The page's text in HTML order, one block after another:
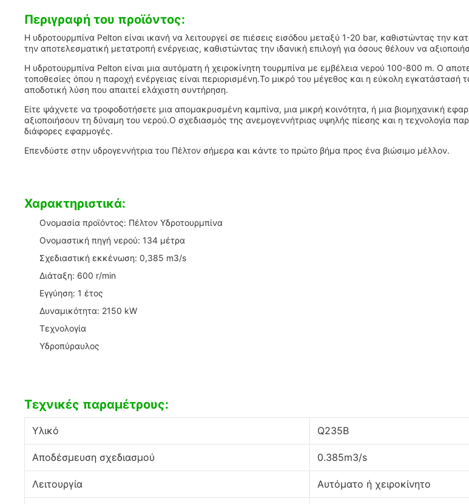
Περιγραφή του προϊόντος:
Η υδροτουρμπίνα Pelton είναι ικανή να λειτουργεί σε πιέσεις εισόδου μεταξύ 1-20 bar, καθιστώντας την
την αποτελεσματική μετατροπή ενέργειας, καθιστώντας την ιδανική επιλογή για όσους θέλουν να
Η υδροτουρμπίνα Pelton είναι μια αυτόματη ή χειροκίνητη τουρμπίνα με εμβέλεια νερού 100-800 m. Ο
τοποθεσίες όπου η παροχή ενέργειας είναι περιορισμένη.Το μικρό του μέγεθος και η εύκολη εγκατάστασή
αποδοτική λύση που απαιτεί ελάχιστη συντήρηση.
Είτε ψάχνετε να τροφοδοτήσετε μια απομακρυσμένη καμπίνα, μια μικρή κοινότητα, ή μια βιομηχανική
αξιοποιήσουν τη δύναμη του νερού.Ο σχεδιασμός της ανεμογεννήτριας υψηλής πίεσης και η τεχνολογία
διάφορες εφαρμογές.
Επενδύστε στην υδρογεννήτρια του Πέλτον σήμερα και κάντε το πρώτο βήμα προς ένα βιώσιμο μέλλον.
Χαρακτηριστικά:
Ονομασία προϊόντος: Πέλτον Υδροτουρμπίνα
Ονομαστική πηγή νερού: 134 μέτρα
Σχεδιαστική εκκένωση: 0,385 m3/s
Διάταξη: 600 r/min
Εγγύηση: 1 έτος
Δυναμικότητα: 2150 kW
Τεχνολογία
Υδροπύραυλος
Τεχνικές παραμέτρους:
Υλικό Q235B
Αποδέσμευση σχεδιασμού 0.385m3/s
Λειτουργία Αυτόματο ή χειροκίνητο